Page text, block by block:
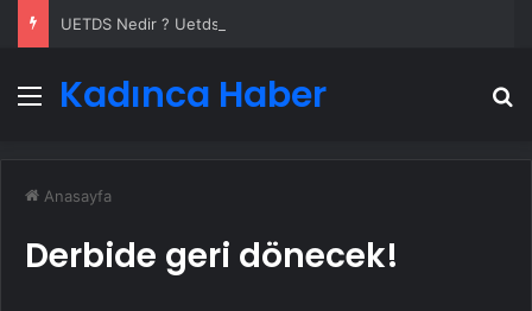
Menü
Kadınca Haber
Anasayfa
Derbide geri dönecek!